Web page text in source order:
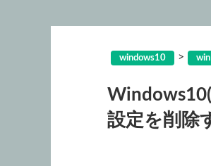
windows10 >
設定を削除